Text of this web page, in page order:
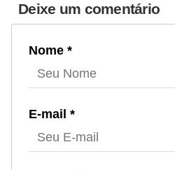
Deixe um comentário
Nome *
E-mail *